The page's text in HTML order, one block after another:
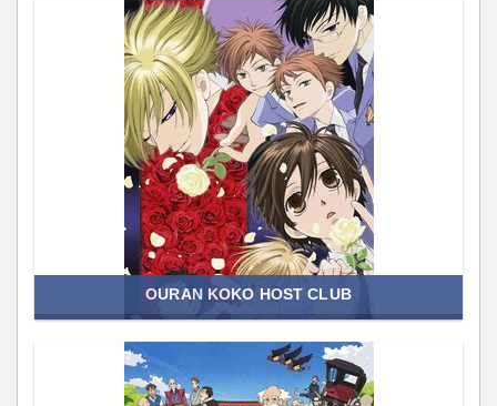
OURAN KOKO HOST CLUB